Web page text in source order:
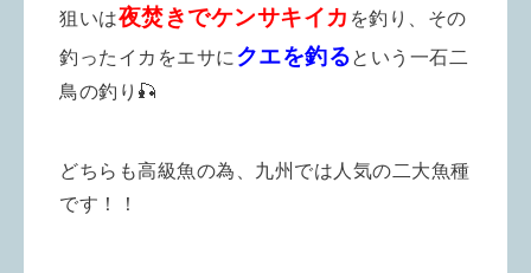
狙いは夜焚きでケンサキイカ を釣り、その
釣ったイカをエサに クエを釣るという一石二
鳥の釣り🎣
どちらも高級魚の為、九州では人気の二大魚種
です！！